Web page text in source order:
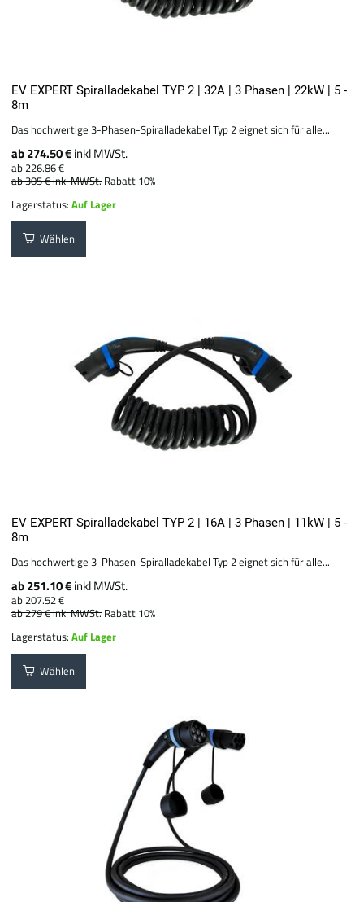
EV EXPERT Spiralladekabel TYP 2 | 32A | 3 Phasen | 22kW | 5 -
8m
Das hochwertige 3-Phasen-Spiralladekabel Typ 2 eignet sich für alle...
ab 274.50 €inkl MWSt.
ab 226.86 €
ab 305 €inkl MWSt. Rabatt 10%
Lagerstatus:Auf Lager
Wählen
EV EXPERT Spiralladekabel TYP 2 | 16A | 3 Phasen | 11kW | 5 -
8m
Das hochwertige 3-Phasen-Spiralladekabel Typ 2 eignet sich für alle...
ab 251.10 €inkl MWSt.
ab 207.52 €
ab 279 €inkl MWSt. Rabatt 10%
Lagerstatus:Auf Lager
Wählen